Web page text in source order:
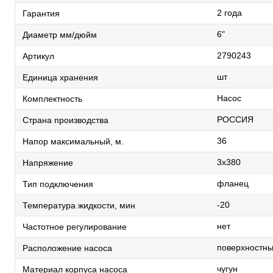
Гарантия 2 года
Диаметр мм/дюйм 6"
Артикул 2790243
Единица хранения шт
Комплектность Насос
Страна производства РОССИЯ
Напор максимальный, м. 36
Напряжение 3х380
Тип подключения фланец
Температура жидкости, мин -20
Частотное регулирование нет
Расположение насоса
Материал корпуса насоса чугун